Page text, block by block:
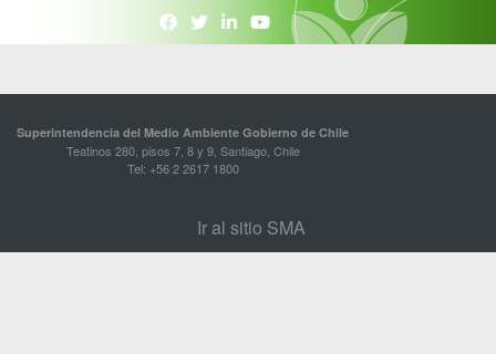
Superintendencia del Medio Ambiente Gobierno de Chile
Teatinos 280, pisos 7, 8 y 9, Santiago, Chile
Tel: +56 2 2617 1800
Ir al sitio SMA